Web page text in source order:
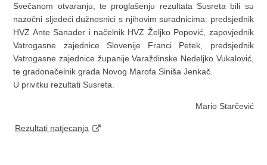
Svečanom otvaranju, te proglašenju rezultata Susreta bili su
nazočni sljedeći dužnosnici s njihovim suradnicima: predsjednik
HVZ Ante Sanader i načelnik HVZ Željko Popović, zapovjednik
Vatrogasne zajednice Slovenije Franci Petek, predsjednik
Vatrogasne zajednice županije Varaždinske Nedeljko Vukalović,
te gradonačelnik grada Novog Marofa Siniša Jenkač.
U privitku rezultati Susreta.
Mario Starčević
Rezultati natjecanja